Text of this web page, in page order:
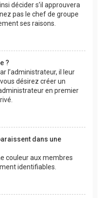
décider s’il approuvera
pas le chef de groupe
ses raisons.
?
l’administrateur, il leur
désirez créer un
en premier
dans une
couleur aux membres
identifiables.